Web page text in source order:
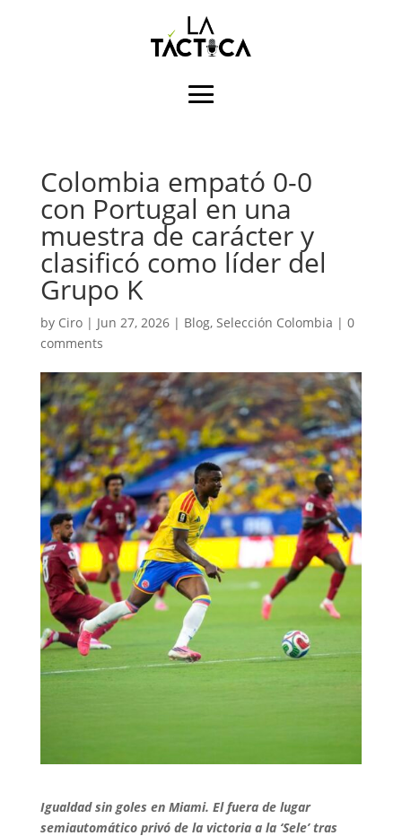
Colombia empató 0-0
con Portugal en una
muestra de carácter y
clasificó como líder del
Grupo K
by Ciro| Jun 27, 2026| Blog, Selección Colombia | 0
comments
Igualdad sin goles en Miami. El fuera de lugar
semiautomático privó de la victoria a la ‘Sele’ tras